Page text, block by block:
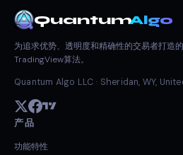
QuantumAlgo
为追求优势、透明度和精确性的交易者打造
TradingView算法。
Quantum Algo LLC · Sheridan, WY,
产品
功能特性